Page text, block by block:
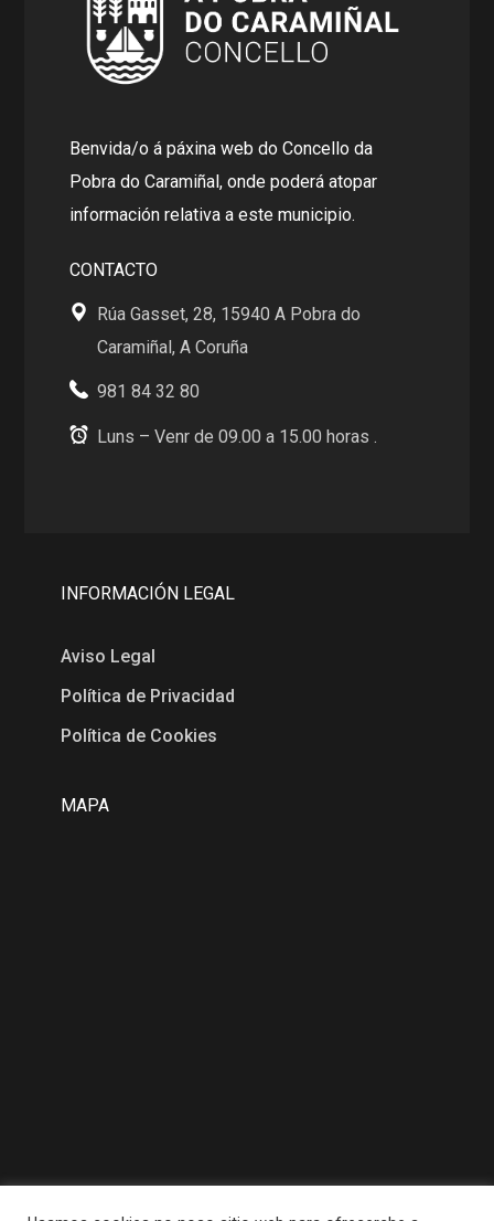
Benvida/o á páxina web do Concello da
Pobra do Caramiñal, onde poderá atopar
información relativa a este municipio.
CONTACTO
Rúa Gasset, 28, 15940 A Pobra do
Caramiñal, A Coruña
981 84 32 80
Luns – Venr de 09.00 a 15.00 horas .
INFORMACIÓN LEGAL
Aviso Legal
Política de Privacidad
Política de Cookies
MAPA